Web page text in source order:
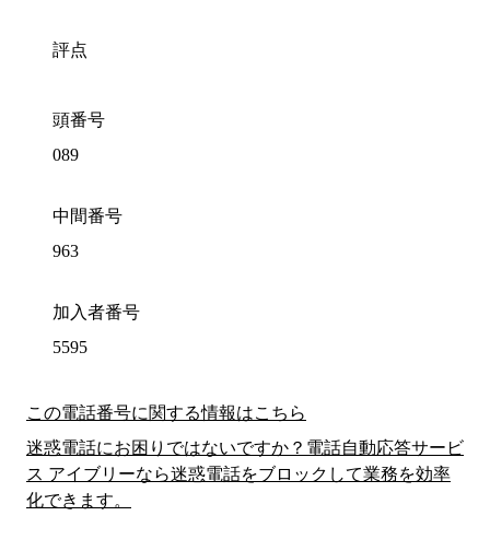
評点
頭番号
089
中間番号
963
加入者番号
5595
この電話番号に関する情報はこちら
迷惑電話にお困りではないですか？電話自動応答サービ
ス アイブリーなら迷惑電話をブロックして業務を効率
化できます。